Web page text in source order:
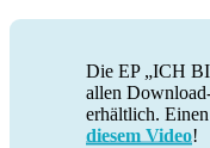
Die EP „ICH
allen
erhältlich.
diesem Video!